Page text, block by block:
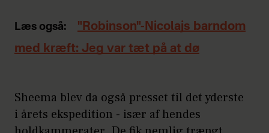
Læs også:
"Robinson"-Nicolajs barndom
med kræft: Jeg var tæt på at dø
Sheema blev da også presset til det yderste
i årets ekspedition - især af hendes